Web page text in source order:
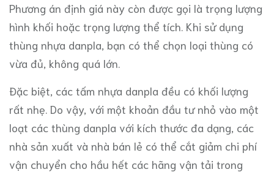
Phương án định giá này còn được gọi là trọng lượng
hình khối hoặc trọng lượng thể tích. Khi sử dụng
thùng nhựa danpla, bạn có thể chọn loại thùng có
vừa đủ, không quá lớn.
Đặc biệt, các tấm nhựa danpla đều có khối lượng
rất nhẹ. Do vậy, với một khoản đầu tư nhỏ vào một
loạt các thùng danpla với kích thước đa dạng, các
nhà sản xuất và nhà bán lẻ có thể cắt giảm chi phí
vận chuyển cho hầu hết các hãng vận tải trong